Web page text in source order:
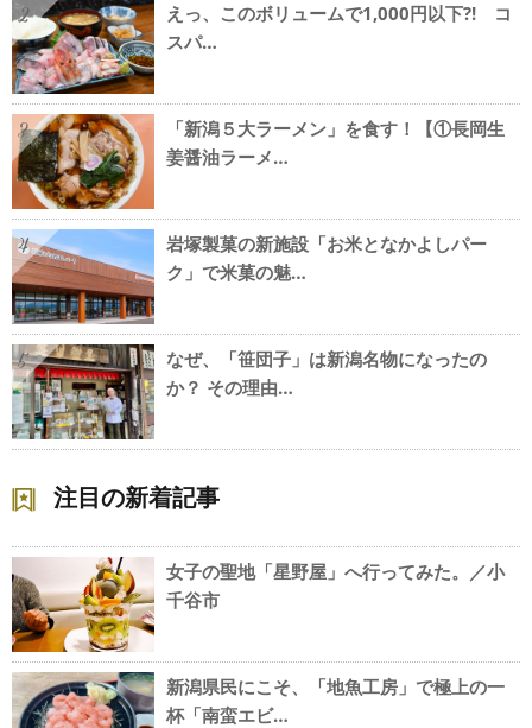
2
えっ、このボリュームで1,000円以下?! コ
スパ…
3
「新潟５大ラーメン」を食す！【①長岡生
姜醤油ラーメ…
4
岩塚製菓の新施設「お米となかよしパー
ク」で米菓の魅…
5
なぜ、「笹団子」は新潟名物になったの
か？ その理由…
注目の新着記事
女子の聖地「星野屋」へ行ってみた。／小
千谷市
新潟県民にこそ、「地魚工房」で極上の一
杯「南蛮エビ…